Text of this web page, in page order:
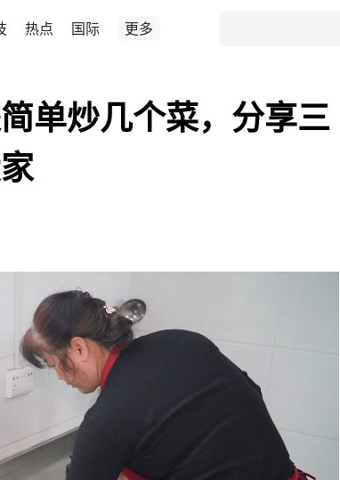
热点 国际 更多
单炒几个菜，分享三